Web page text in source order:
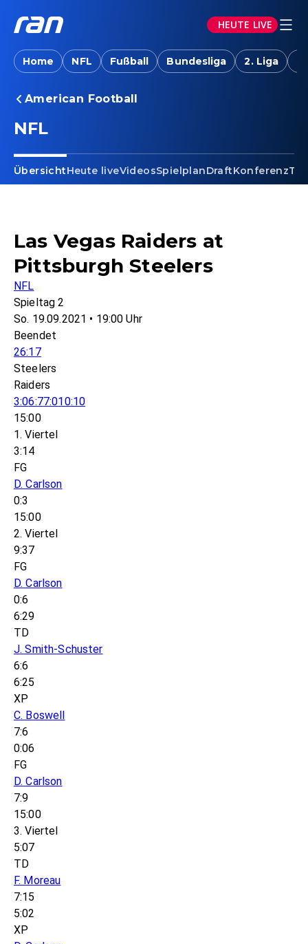
HEUTE LIVE
Home NFL Fußball Bundesliga 2. Liga
American Football
NFL
ÜbersichtHeute liveVideosSpielplanDraftKonferenz
Las Vegas Raiders at
Pittsburgh Steelers
NFL
Spieltag 2
So. 19.09.2021 • 19:00 Uhr
Beendet
26:17
Steelers
Raiders
3:06:77:010:10
15:00
1. Viertel
3:14
FG
D. Carlson
0:3
15:00
2. Viertel
9:37
FG
D. Carlson
0:6
6:29
TD
J. Smith-Schuster
6:6
6:25
XP
C. Boswell
7:6
0:06
FG
D. Carlson
7:9
15:00
3. Viertel
5:07
TD
F. Moreau
7:15
5:02
XP